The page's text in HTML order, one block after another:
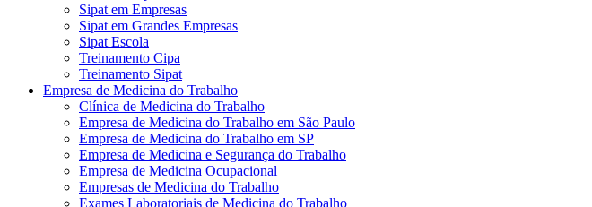
Sipat em Empresas
Sipat em Grandes Empresas
Sipat Escola
Treinamento Cipa
Treinamento Sipat
Empresa de Medicina do Trabalho
Clínica de Medicina do Trabalho
Empresa de Medicina do Trabalho em São Paulo
Empresa de Medicina do Trabalho em SP
Empresa de Medicina e Segurança do Trabalho
Empresa de Medicina Ocupacional
Empresas de Medicina do Trabalho
Exames Laboratoriais de Medicina do Trabalho